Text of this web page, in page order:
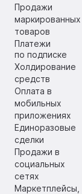
Продажи
маркированных
товаров
Платежи
по подписке
Холдирование
средств
Оплата в
мобильных
приложениях
Единоразовые
сделки
Продажи в
социальных
сетях
Маркетплейсы,